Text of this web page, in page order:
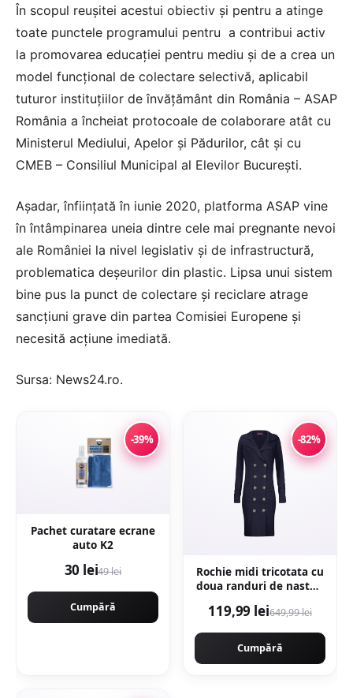
În scopul reuşitei acestui obiectiv şi pentru a atinge
toate punctele programului pentru a contribui activ
la promovarea educaţiei pentru mediu şi de a crea un
model funcţional de colectare selectivă, aplicabil
tuturor instituţiilor de învăţământ din România – ASAP
România a încheiat protocoale de colaborare atât cu
Ministerul Mediului, Apelor şi Pădurilor, cât şi cu
CMEB – Consiliul Municipal al Elevilor Bucureşti.
Aşadar, înfiinţată în iunie 2020, platforma ASAP vine
în întâmpinarea uneia dintre cele mai pregnante nevoi
ale României la nivel legislativ şi de infrastructură,
problematica deşeurilor din plastic. Lipsa unui sistem
bine pus la punct de colectare şi reciclare atrage
sancţiuni grave din partea Comisiei Europene şi
necesită acţiune imediată.
Sursa: News24.ro.
-39%
Pachet curatare ecrane
auto K2
30 lei49 lei
Cumpără
-82%
Rochie midi tricotata cu
doua randuri de nasturi
119,99 lei649,99 lei
Cumpără